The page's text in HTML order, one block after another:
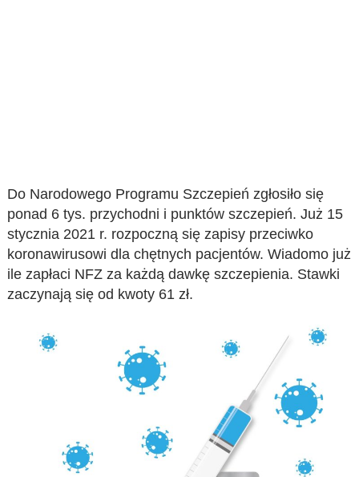
Do Narodowego Programu Szczepień zgłosiło się
ponad 6 tys. przychodni i punktów szczepień. Już 15
stycznia 2021 r. rozpoczną się zapisy przeciwko
koronawirusowi dla chętnych pacjentów. Wiadomo już
ile zapłaci NFZ za każdą dawkę szczepienia. Stawki
zaczynają się od kwoty 61 zł.